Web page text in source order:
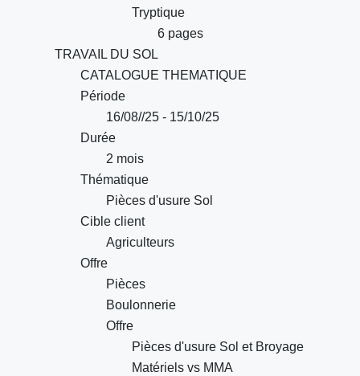
Tryptique
6 pages
TRAVAIL DU SOL
CATALOGUE THEMATIQUE
Période
16/08//25 - 15/10/25
Durée
2 mois
Thématique
Pièces d'usure Sol
Cible client
Agriculteurs
Offre
Pièces
Boulonnerie
Offre
Pièces d'usure Sol et Broyage
Matériels vs MMA